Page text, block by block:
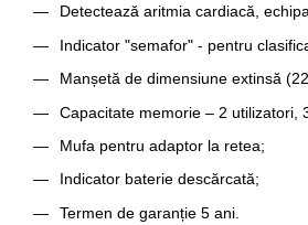
Detectează aritmia cardiacă,
Indicator "semafor" - pentru
Manșetă de dimensiune extinsă
Capacitate memorie – 2 utilizatori,
Mufa pentru adaptor la retea;
Indicator baterie descărcată;
Termen de garanție 5 ani.